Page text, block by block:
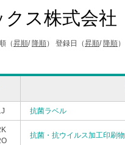
クス株式会社
（昇順/ 降順） 登録日（昇順/ 降順）
抗菌ラベル
抗菌・抗ウイルス加工印刷物